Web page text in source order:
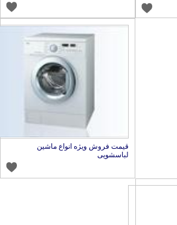
قیمت فروش ویژه انواع ماشین
لباسشویی